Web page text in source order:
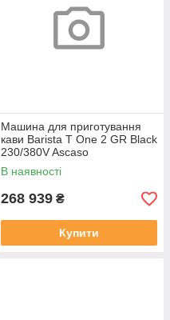
Машина для приготування
кави Barista T One 2 GR Black
230/380V Ascaso
В наявності
268 939 ₴
Купити